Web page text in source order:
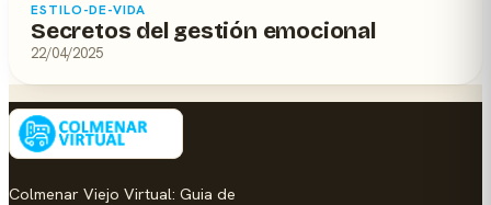
ESTILO-DE-VIDA
Secretos del gestión emocional
22/04/2025
Colmenar Viejo Virtual: Guia de